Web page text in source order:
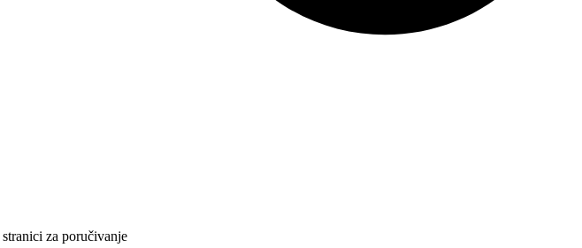
za poručivanje